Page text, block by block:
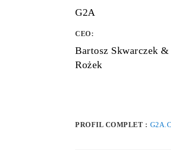
G2A
CEO:
Bartosz Skwarczek
Rożek
PROFIL COMPLET :